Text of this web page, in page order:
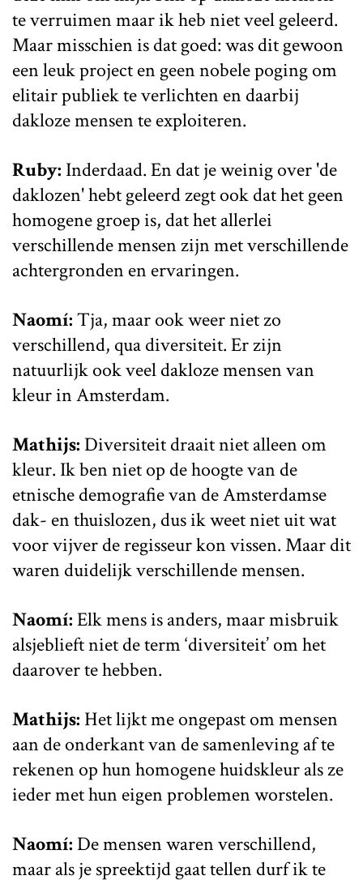
te verruimen maar ik heb niet veel geleerd.
Maar misschien is dat goed: was dit gewoon
een leuk project en geen nobele poging om
elitair publiek te verlichten en daarbij
dakloze mensen te exploiteren.
Ruby: Inderdaad. En dat je weinig over 'de
daklozen' hebt geleerd zegt ook dat het geen
homogene groep is, dat het allerlei
verschillende mensen zijn met verschillende
achtergronden en ervaringen.
Naomí:Tja, maar ook weer niet zo
verschillend, qua diversiteit. Er zijn
natuurlijk ook veel dakloze mensen van
kleur in Amsterdam.
Mathijs: Diversiteit draait niet alleen om
kleur. Ik ben niet op de hoogte van de
etnische demografie van de Amsterdamse
dak- en thuislozen, dus ik weet niet uit wat
voor vijver de regisseur kon vissen. Maar dit
waren duidelijk verschillende mensen.
Naomí:Elk mens is anders, maar misbruik
alsjeblieft niet de term ‘diversiteit’ om het
daarover te hebben.
Mathijs: Het lijkt me ongepast om mensen
aan de onderkant van de samenleving af te
rekenen op hun homogene huidskleur als ze
ieder met hun eigen problemen worstelen.
Naomí: De mensen waren verschillend,
maar als je spreektijd gaat tellen durf ik te